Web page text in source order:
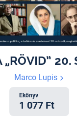
„RÖVID” 20.
Marco Lupis
Ekönyv
1 077 Ft